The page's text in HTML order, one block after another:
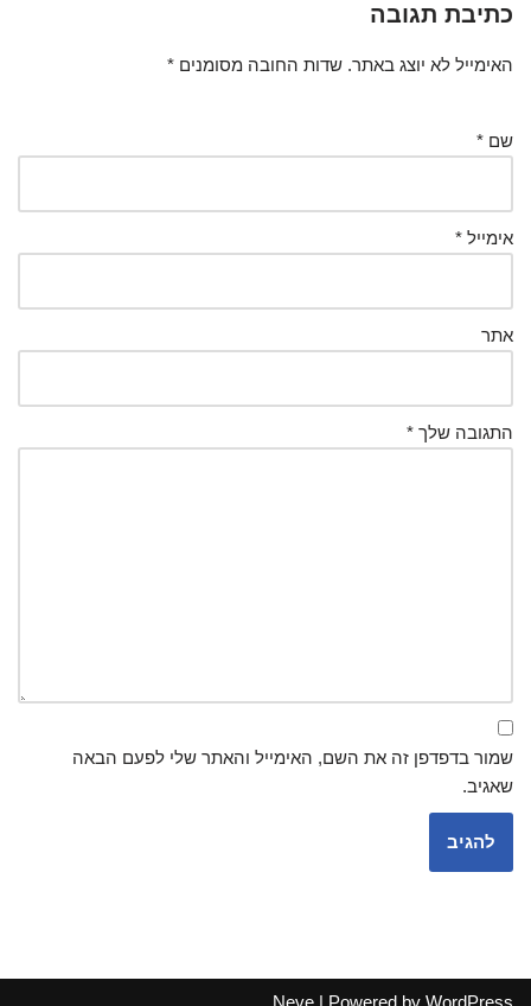
כתיבת תגובה
האימייל לא יוצג באתר. שדות החובה מסומנים *
שם *
אימייל *
אתר
התגובה שלך *
שמור בדפדפן זה את השם, האימייל והאתר שלי לפעם הבאה
שאגיב.
Neve | Powered by WordPress